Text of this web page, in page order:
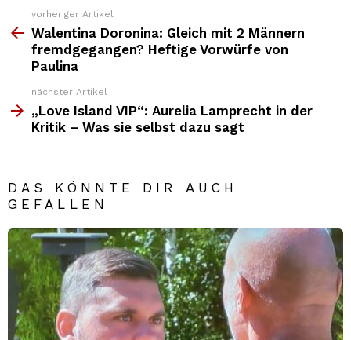
Weitere
Top
News
vorheriger Artikel
Walentina Doronina: Gleich mit 2 Männern
fremdgegangen? Heftige Vorwürfe von
Paulina
nächster Artikel
„Love Island VIP“: Aurelia Lamprecht in der
Kritik – Was sie selbst dazu sagt
DAS KÖNNTE DIR AUCH
GEFALLEN